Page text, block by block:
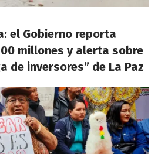
el Gobierno reporta
millones y alerta sobre
de inversores” de La Paz